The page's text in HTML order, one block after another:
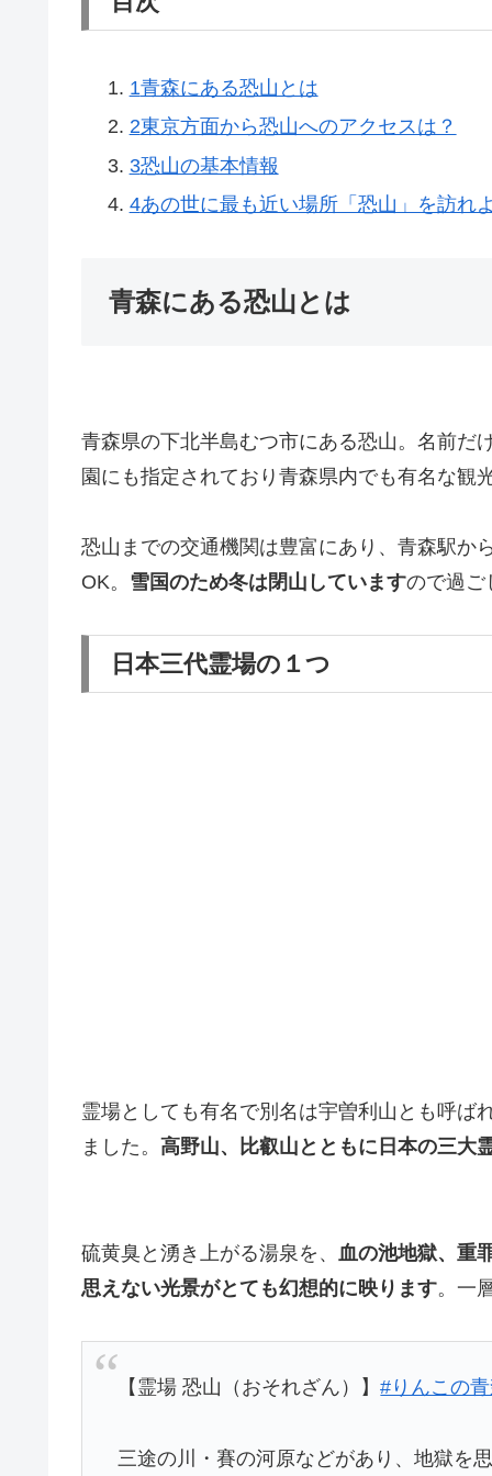
1青森にある恐山とは
2東京方面から恐山へのアクセスは？
3恐山の基本情報
4あの世に最も近い場所「恐山」を訪れ
青森にある恐山とは
青森県の下北半島むつ市にある恐山。名前だ
園にも指定されており青森県内でも有名な観
恐山までの交通機関は豊富にあり、青森駅か
OK。 雪国のため冬は閉山していますので過ご
日本三代霊場の１つ
霊場としても有名で別名は宇曽利山とも呼ば
ました。 高野山、比叡山とともに日本の三大
硫黄臭と湧き上がる湯泉を、 血の池地獄、重
思えない光景がとても幻想的に映ります。一
【霊場 恐山（おそれざん）】#りんこの
三途の川・賽の河原などがあり、地獄を